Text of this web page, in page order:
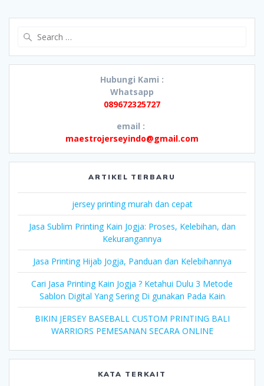
Hubungi Kami :
Whatsapp
089672325727
email :
maestrojerseyindo@gmail.com
ARTIKEL TERBARU
jersey printing murah dan cepat
Jasa Sublim Printing Kain Jogja: Proses, Kelebihan, dan
Kekurangannya
Jasa Printing Hijab Jogja, Panduan dan Kelebihannya
Cari Jasa Printing Kain Jogja ? Ketahui Dulu 3 Metode
Sablon Digital Yang Sering Di gunakan Pada Kain
BIKIN JERSEY BASEBALL CUSTOM PRINTING BALI
WARRIORS PEMESANAN SECARA ONLINE
KATA TERKAIT